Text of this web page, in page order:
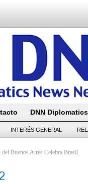
DNN
INTERÉS GENERAL
del Buenos Aires Celebra Brasil